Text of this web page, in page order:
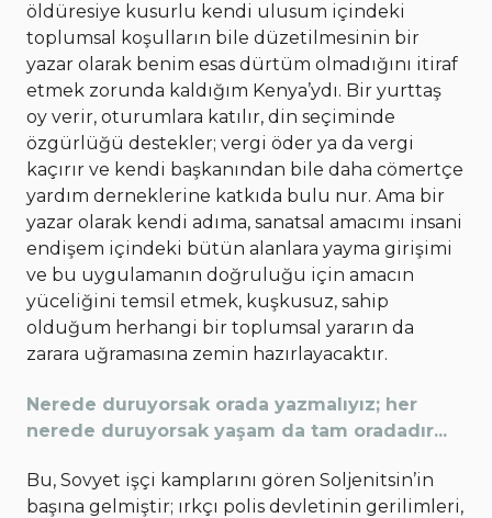
öldüresiye kusurlu kendi ulusum içindeki
toplumsal koşulların bile düzetilmesinin bir
yazar olarak benim esas dürtüm olmadığını itiraf
etmek zorunda kaldığım Kenya’ydı. Bir yurttaş
oy verir, oturumlara katılır, din seçiminde
özgürlüğü destekler; vergi öder ya da vergi
kaçırır ve kendi başkanından bile daha cömertçe
yardım derneklerine katkıda bulu nur. Ama bir
yazar olarak kendi adıma, sanatsal amacımı insani
endişem içindeki bütün alanlara yayma girişimi
ve bu uygulamanın doğruluğu için amacın
yüceliğini temsil etmek, kuşkusuz, sahip
olduğum herhangi bir toplumsal yararın da
zarara uğramasına zemin hazırlayacaktır.
Nerede duruyorsak orada yazmalıyız; her
nerede duruyorsak yaşam da tam oradadır...
Bu, Sovyet işçi kamplarını gören Soljenitsin’in
başına gelmiştir; ırkçı polis devletinin gerilimleri,